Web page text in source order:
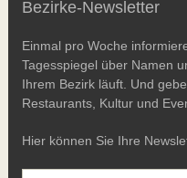
Bezirke-Newsletter
Einmal pro Woche
Tagesspiegel über Namen
Ihrem Bezirk läuft. Und
Restaurants, Kultur und
Hier können Sie Ihre